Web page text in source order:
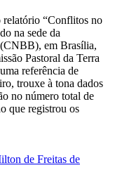
relatório “Conflitos no
na sede da
em Brasília,
Pastoral da Terra
referência de
trouxe à tona dados
no número total de
que registrou os